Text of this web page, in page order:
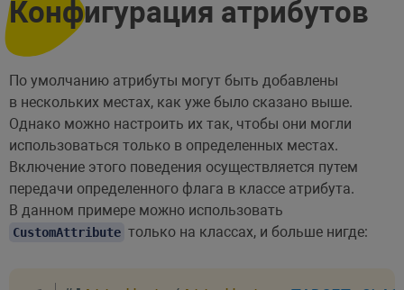
Конфигурация атрибутов
По умолчанию атрибуты могут быть добавлены
в нескольких местах, как уже было сказано выше.
Однако можно настроить их так, чтобы они могли
использоваться только в определенных местах.
Включение этого поведения осуществляется путем
передачи определенного флага в классе атрибута.
В данном примере можно использовать
CustomAttribute только на классах, и больше нигде: